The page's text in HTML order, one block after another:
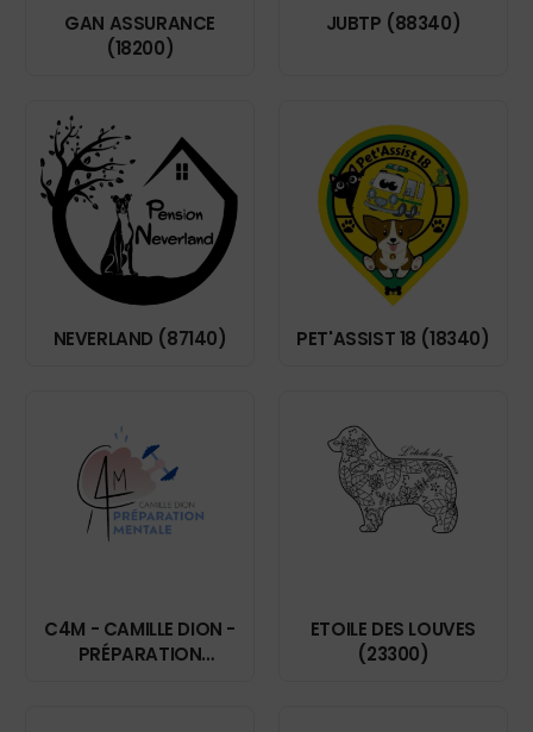
GAN ASSURANCE
(18200)
JUBTP (88340)
NEVERLAND (87140) PET'ASSIST 18 (18340)
C4M - CAMILLE DION -
PRÉPARATION
ETOILE DES LOUVES
(23300)